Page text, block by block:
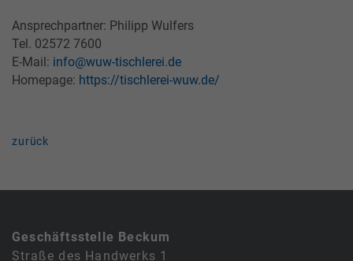
Ansprechpartner: Philipp Wulfers
Tel. 02572 7600
E-Mail: info@wuw-tischlerei.de
Homepage: https://tischlerei-wuw.de/
zurück
Geschäftsstelle Beckum
Straße des Handwerks 1